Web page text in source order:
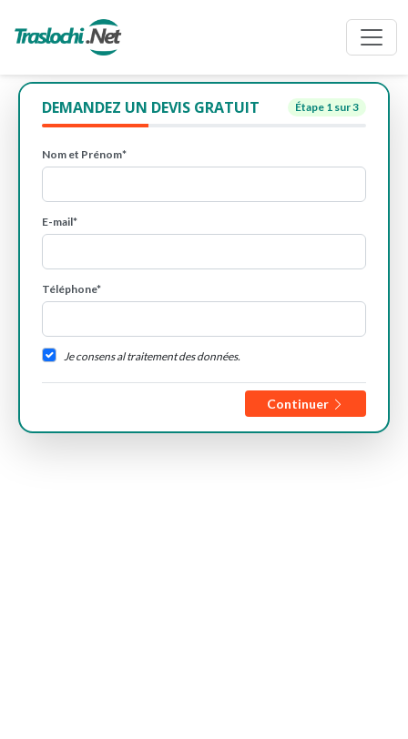
DEMANDEZ UN DEVIS GRATUIT Étape 1 sur 3
Nom et Prénom*
E-mail*
Téléphone*
Je consens al traitement des données.
Continuer